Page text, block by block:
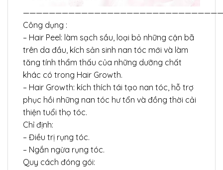
Công dụng :
– Hair Peel: làm sạch sầu, loại bỏ những cận bã
trên da đầu, kích sản sinh nan tóc mới và làm
tăng tính thẩm thấu của những dưỡng chất
khác có trong Hair Growth.
– Hair Growth: kích thích tái tạo nan tóc, hỗ trợ
phục hồi những nan tóc hư tổn và đồng thời cải
thiện tuổi thọ tóc.
Chỉ định:
– Điều trị rụng tóc.
– Ngắn ngừa rụng tóc.
Quy cách đóng gói: